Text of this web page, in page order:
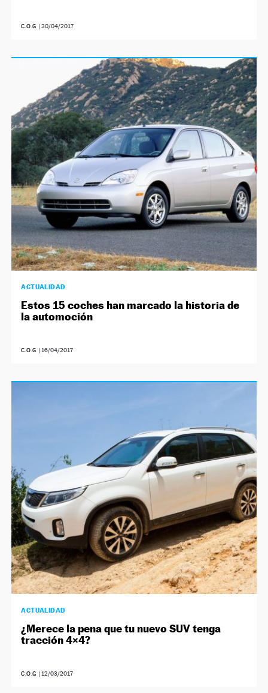
C.O.G | 30/04/2017
ACTUALIDAD
Estos 15 coches han marcado la historia de
la automoción
C.O.G | 16/04/2017
ACTUALIDAD
¿Merece la pena que tu nuevo SUV tenga
tracción 4×4?
C.O.G | 12/03/2017